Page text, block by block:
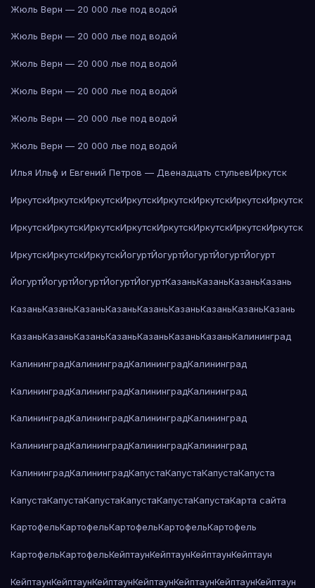
Жюль Верн — 20 000 лье под водой
Жюль Верн — 20 000 лье под водой
Жюль Верн — 20 000 лье под водой
Жюль Верн — 20 000 лье под водой
Жюль Верн — 20 000 лье под водой
Жюль Верн — 20 000 лье под водой
Илья Ильф и Евгений Петров — Двенадцать стульевИркутск
ИркутскИркутскИркутскИркутскИркутскИркутскИркутскИркутск
ИркутскИркутскИркутскИркутскИркутскИркутскИркутскИркутск
ИркутскИркутскИркутскЙогуртЙогуртЙогуртЙогуртЙогурт
ЙогуртЙогуртЙогуртЙогуртЙогуртКазаньКазаньКазаньКазань
КазаньКазаньКазаньКазаньКазаньКазаньКазаньКазаньКазань
КазаньКазаньКазаньКазаньКазаньКазаньКазаньКалининград
КалининградКалининградКалининградКалининград
КалининградКалининградКалининградКалининград
КалининградКалининградКалининградКалининград
КалининградКалининградКалининградКалининград
КалининградКалининградКапустаКапустаКапустаКапуста
КапустаКапустаКапустаКапустаКапустаКапустаКарта сайта
КартофельКартофельКартофельКартофельКартофель
КартофельКартофельКейптаунКейптаунКейптаунКейптаун
КейптаунКейптаунКейптаунКейптаунКейптаунКейптаунКейптаун